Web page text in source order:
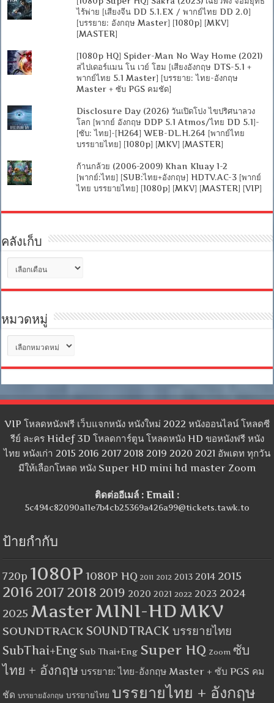
ไร้พ่าย [เสียงจีน DD 5.1.EX / พากย์ไทย DD 2.0]
[บรรยาย: อังกฤษ Master] [1080p] [MKV]
[MASTER]
[1080p HQ] Spider-Man No Way Home (2021)
สไปเดอร์แมน โน เวย์ โฮม [เสียงอังกฤษ DTS-5.1 +
พากย์ไทย 5.1 Master] [บรรยาย: ไทย-อังกฤษ
Master + ซับ PGS คมชัด]
Disclosure Day (2026) วันเปิดโปง ไขปริศนาลวง
โลก [พากย์ อังกฤษ DDP 5.1 Atmos/ไทย DD 5.1]-
[ซับ: ไทย]-[H264] WEB-DL.H.264 [พากย์ไทย
บรรยายไทย] [1080p] [MKV] [MASTER]
ก้านกล้วย (2006-2009) Khan Kluay 1-2
[พากย์:ไทย] [SUB:ไทย+อังกฤษ] HDTV.AC-3 [พากย์
ไทย บรรยายไทย] [1080p] [MKV] [MASTER] [VIP]
คลังเก็บ
เก็บ
หมวดหมู่
หมู่
VIP โหลดหนังฟรี เว็บแจกหนัง หนังใหม่ 2022 หนังออนไลน์ โหลดซี
รีย์ ละคร Hidef 3D โหลดการ์ตูน โหลดหนัง HD ขอหนังฟรี หนัง
ไทย หนังเก่า 2015 2016 2017 2018 2019 2020 2021 อัพเดท ทุกวัน
มีให้เลือกโหลด หนัง Super HD mini hd master Zoom
ติดต่ออีเมล์ : Email :
5c494c82090a11e7b4cb25369a426a99@tickets.tawk.to
ป้ายกำกับ
720p 1080P 1080P HQ 2011 2012 2013 2014 2015
2016 2017 2018 2019 2020 2021 2022 2023 2024
2025 MasterMINI-HDMKV
SOUNDTRACK SOUNDTRACK บรรยายไทย
SubThai+Eng Sub Thai+Eng Super HQ Zoom ซับ
ไทย + อังกฤษ บรรยาย: ไทย-อังกฤษ Master + ซับ PGS คม
ชัด บรรยายอังกฤษ บรรยายไทย บรรยายไทย + อังกฤษ